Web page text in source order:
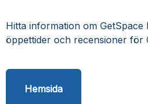
Hitta information om
öppettider och recensioner för
Hemsida